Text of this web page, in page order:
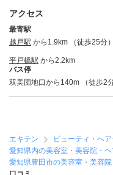
アクセス
最寄駅
越戸駅 から1.9km （徒歩25分）
平戸橋駅 から2.2km
バス停
双美団地口から140m （徒歩2分
エキテン ビューティ・ヘ
愛知県内の美容室・美容院・
愛知県豊田市の美容室・美容